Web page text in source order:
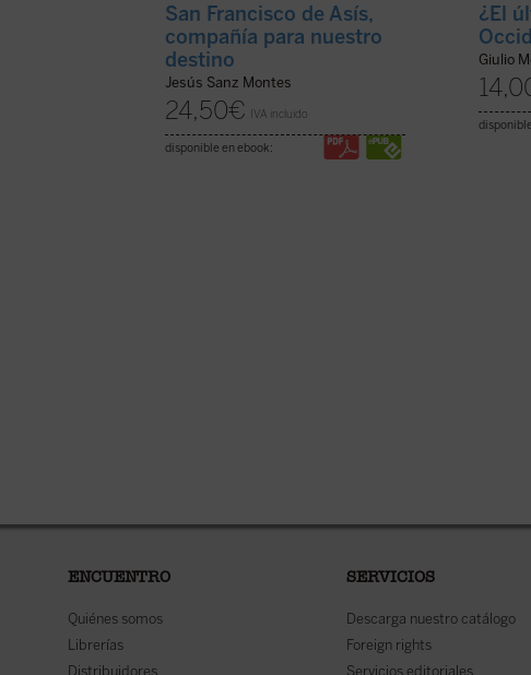
San Francisco de Asís,
compañía para nuestro
destino
Jesús Sanz Montes
24,50€ IVA incluido
disponible en ebook:
¿El
Giulio
ENCUENTRO
Quiénes somos
Librerías
Distribuidores
SERVICIOS
Descarga nuestro catálogo
Foreign rights
Servicios editoriales